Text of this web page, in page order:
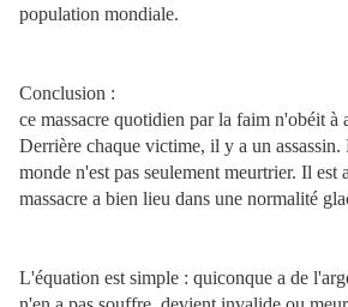
population mondiale.
Conclusion :
ce massacre quotidien par la faim n'obéit à
Derrière chaque victime, il y a un
monde n'est pas seulement meurtrier. Il est
massacre a bien lieu dans une normalité
L'équation est simple : quiconque a de